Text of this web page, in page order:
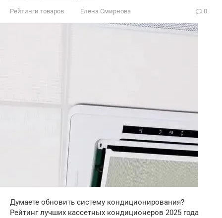
Рейтинги товаров Елена Смирнова 0
Думаете обновить систему кондиционирования?
Рейтинг лучших кассетных кондиционеров 2025 года